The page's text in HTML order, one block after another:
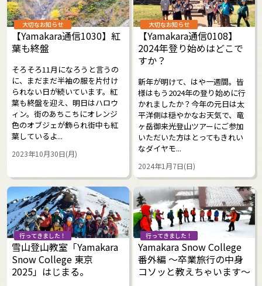
大切なお知らせ
【Yamakara通信1030】紅
葉も終盤
そろそろ11月になろうと言うの
に、まだまだ半袖の服を片付け
られない日が続いています。紅
葉も終盤を迎え、明日はハロウ
ィン。街のあちこちにオレンジ
色のオブジェが飾られ街中も紅
葉しているよ...
2023年10月30日(月)
大切なお知らせ
【Yamakara通信0108】
2024年登り始めはどこで
すか？
新年が明けて、はや一週間。皆
様はもう2024年の登り始めに行
かれましたか？今年の元日は太
平洋側は穏やかなお天気で、竜
ヶ岳御来光登山ツアーにご参加
いただいた方はとってもきれい
なダイヤモ...
2024年1月7日(日)
行ってきました！
雪山登山教室「Yamakara
Snow College 東京
2025」はじまる。
行ってきました！
Yamakara Snow College
番外編 ～卒業旅行の中身
コソッと教えちゃいます～